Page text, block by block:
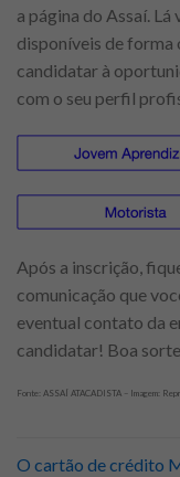
a página do Assaí.
disponíveis de forma
candidatar à
com o seu perfil
Após a inscrição,
comunicação que
eventual contato da
candidatar! Boa
Fonte: ASSAÍ ATACADISTA – Imagem:
O cartão de crédito